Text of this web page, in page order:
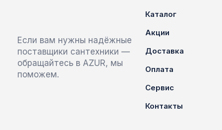
Если вам нужны надёжные
поставщики сантехники —
обращайтесь в AZUR, мы
поможем.
Каталог
Акции
Доставка
Оплата
Сервис
Контакты